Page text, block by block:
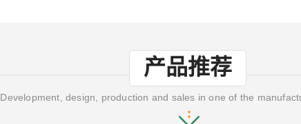
产品推荐
Development, design, production and sales in one of the